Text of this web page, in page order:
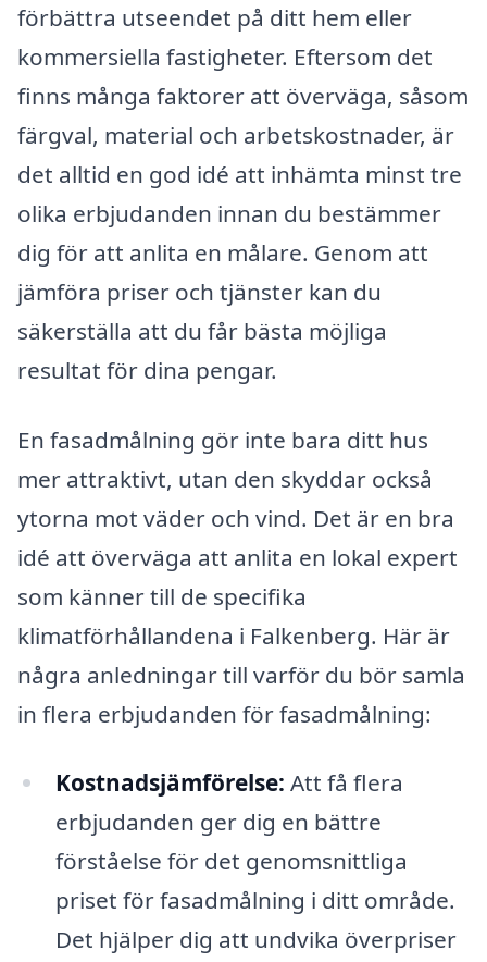
förbättra utseendet på ditt hem eller
kommersiella fastigheter. Eftersom det
finns många faktorer att överväga, såsom
färgval, material och arbetskostnader, är
det alltid en god idé att inhämta minst tre
olika erbjudanden innan du bestämmer
dig för att anlita en målare. Genom att
jämföra priser och tjänster kan du
säkerställa att du får bästa möjliga
resultat för dina pengar.
En fasadmålning gör inte bara ditt hus
mer attraktivt, utan den skyddar också
ytorna mot väder och vind. Det är en bra
idé att överväga att anlita en lokal expert
som känner till de specifika
klimatförhållandena i Falkenberg. Här är
några anledningar till varför du bör samla
in flera erbjudanden för fasadmålning:
Kostnadsjämförelse: Att få flera
erbjudanden ger dig en bättre
förståelse för det genomsnittliga
priset för fasadmålning i ditt område.
Det hjälper dig att undvika överpriser